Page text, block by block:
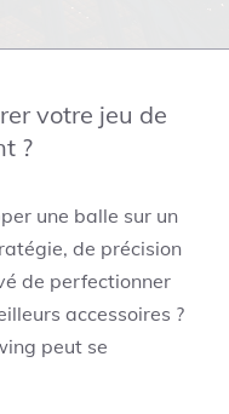
votre jeu de
?
une balle sur un
de précision
de perfectionner
accessoires ?
peut se